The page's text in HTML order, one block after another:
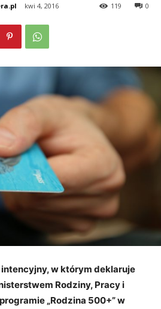
kwi 4, 2016 0
119
intencyjny, w którym deklaruje
Rodziny, Pracy i
„Rodzina 500+” w